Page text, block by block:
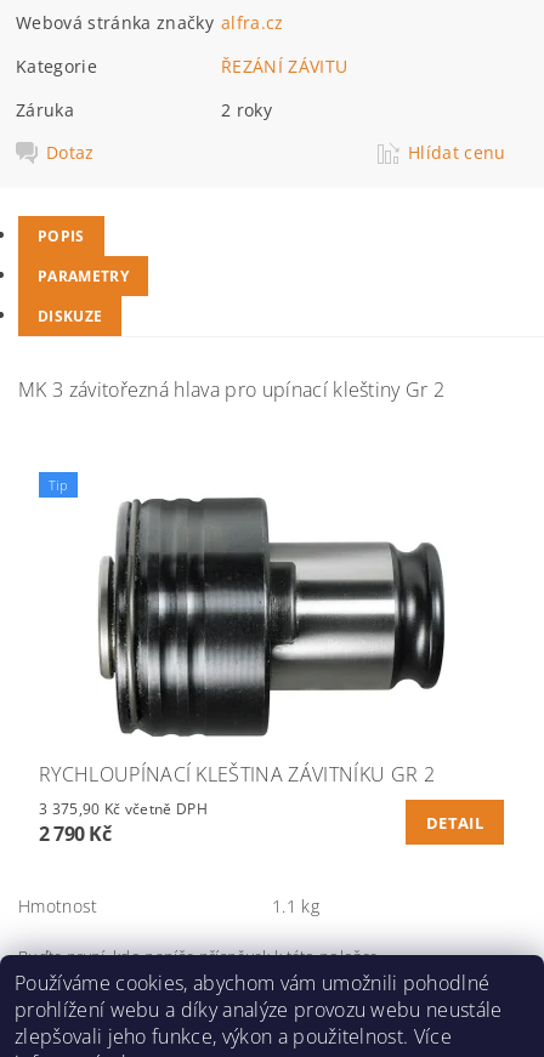
Webová stránka značky alfra.cz
Kategorie
ŘEZÁNÍ ZÁVITU
Záruka
2 roky
Dotaz
Hlídat cenu
POPIS
PARAMETRY
DISKUZE
MK 3 závitořezná hlava pro upínací kleštiny Gr 2
Tip
RYCHLOUPÍNACÍ KLEŠTINA ZÁVITNÍKU GR 2
3 375,90 Kč včetně DPH
2 790 Kč DETAIL
Hmotnost 1.1 kg
Buďte první, kdo napíše příspěvek k této položce.
Přidat komentář
Používáme cookies, abychom vám umožnili pohodlné
prohlížení webu a díky analýze provozu webu neustále
zlepšovali jeho funkce, výkon a použitelnost. Více